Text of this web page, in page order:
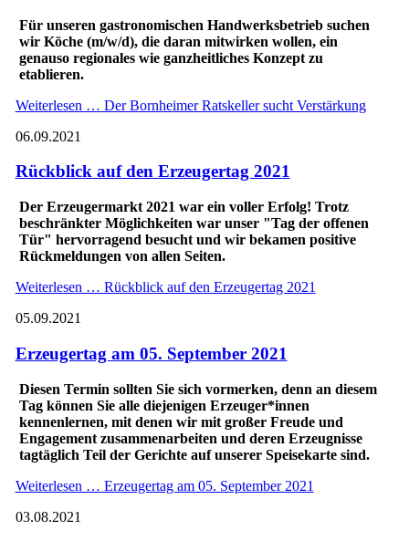
Für unseren gastronomischen Handwerksbetrieb suchen
wir Köche (m/w/d), die daran mitwirken wollen, ein
genauso regionales wie ganzheitliches Konzept zu
etablieren.
Weiterlesen … Der Bornheimer Ratskeller sucht Verstärkung
06.09.2021
Rückblick auf den Erzeugertag 2021
Der Erzeugermarkt 2021 war ein voller Erfolg! Trotz
beschränkter Möglichkeiten war unser "Tag der offenen
Tür" hervorragend besucht und wir bekamen positive
Rückmeldungen von allen Seiten.
Weiterlesen … Rückblick auf den Erzeugertag 2021
05.09.2021
Erzeugertag am 05. September 2021
Diesen Termin sollten Sie sich vormerken, denn an diesem
Tag können Sie alle diejenigen Erzeuger*innen
kennenlernen, mit denen wir mit großer Freude und
Engagement zusammenarbeiten und deren Erzeugnisse
tagtäglich Teil der Gerichte auf unserer Speisekarte sind.
Weiterlesen … Erzeugertag am 05. September 2021
03.08.2021